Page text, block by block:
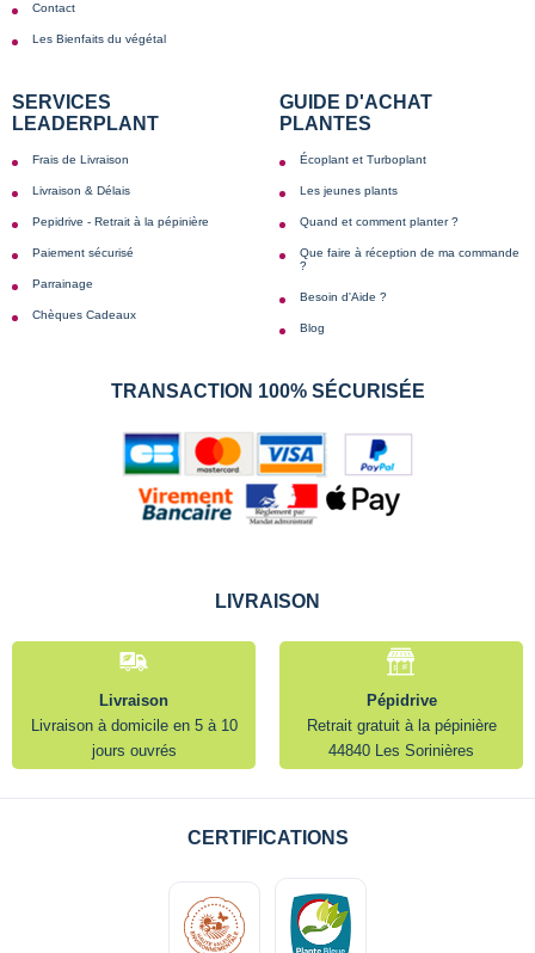
Contact
Les Bienfaits du végétal
SERVICES
LEADERPLANT
Frais de Livraison
Livraison & Délais
Pepidrive - Retrait à la pépinière
Paiement sécurisé
Parrainage
Chèques Cadeaux
GUIDE D'ACHAT
PLANTES
Écoplant et Turboplant
Les jeunes plants
Quand et comment planter ?
Que faire à réception de ma commande
?
Besoin d'Aide ?
Blog
TRANSACTION 100% SÉCURISÉE
LIVRAISON
Livraison
Livraison à domicile en 5 à 10
jours ouvrés
Pépidrive
Retrait gratuit à la pépinière
44840 Les Sorinières
CERTIFICATIONS